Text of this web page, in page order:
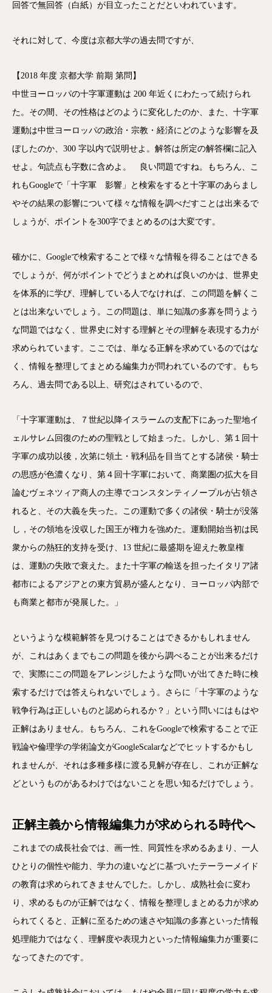
回答で無回答（白紙）が目立ったことだといわれています。
それに対して、今度は京都大学の過去問ですが、
【2018 年度 京都大学 前期 第問】
中世ヨーロッパの十字軍運動は 200 年近くにわたって続けられ
た。その間、その性格はどのように変化したのか、また、十字軍
運動は中世ヨーロッパの政治・宗教・経済にどのような影響を及
ぼしたのか、300 字以内で説明せよ。解答は所定の解答欄に記入
せよ。句読点も字数に含めよ。 良い問題ですね。もちろん、こ
れもGoogleで「十字軍 影響」と検索をすると十字軍のあらまし
やその結果の影響について様々な情報を調べだすことは出来るで
しょうが、ポイントを300字でまとめるのは大変です。
確かに、Googleで検索することで様々な情報を得ることはできる
でしょうが、何がポイントでどうまとめれば良いのかは、世界史
を体系的に学び、理解している人でなければ、この問題を解くこ
とは出来ないでしょう。この問題は、単に知識の多寡を問うよう
な問題ではなく、世界史に対する理解とその理解を表現する力が
求められています。ここでは、単なる正解を求めているのではな
く、情報を整理してまとめる編集力が問われているのです。もち
ろん、過去問である以上、研究はされているので、
「十字軍運動は、７世紀以降イスラームの支配下にあった聖地イ
ェルサレム回復のための聖戦として始まった。しかし、第１回十
字軍の成功以後，次第に領土・戦利品を目当てとする諸侯・騎士
の思惑が色濃くなり、第４回十字軍において、商業圏の拡大を目
論むヴェネツィア商人の主導でコンスタンティノープルが占領さ
れると、その大義を失った。この運動で多くの諸侯・騎士が没落
し，その領地を没収した国王が権力を強めた。運動開始当初は民
衆からの熱狂的支持を受け、13 世紀に最盛期を迎えた教皇権
は、運動の失敗で衰えた。また十字軍の輸送を担ったイタリア諸
都市によるアジアとの東方貿易が盛んとなり、ヨーロッパ内部で
も商業と都市が発展した。」
というような模範解答を見つけることはできるかもしれません
が、これはあくまでもこの問題を後から調べることが出来るだけ
で、実際にこの問題をアレンジしたような問いが出てきた時に検
索するだけでは答えられないでしょう。さらに「十字軍のような
戦争行為は正しいものと認められるか？」という問いにはもはや
正解はありません。もちろん、これをGoogleで検索することで正
戦論や倫理学の学術論文がGoogleScalarなどでヒットするかもし
れませんが、それは多種多様に渡る見解が存在し、これが正解な
どというものがあるわけではないことを思い知るだけでしょう。
正解主義から情報編集力が求められる時代へ
これまでの成長社会では、画一性、同質性を求めるあまり、一人
ひとりの個性や能力、学力の違いなどに基づいたテーラーメイド
の教育は求められてきませんでした。しかし、成熟社会に変わ
り、求めるものが正解ではなく、情報を整理しまとめる力が求め
られてくると、正解に至るための速さや知識の多寡といった情報
処理能力ではなく、理解度や表現力といった情報編集力が重要に
なってきたのです。